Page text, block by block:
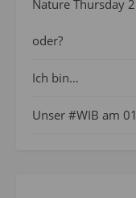
Nature Thursday
oder?
Ich bin…
Unser #WIB am